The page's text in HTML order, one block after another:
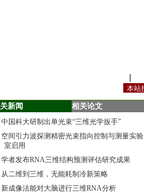
新闻 相关论文
中国科大研制出单光束“三维光学扳手”
空间引力波探测精密光束指向控制与测量实验
室启用
学者发布RNA三维结构预测评估研究成果
从二维到三维，无能耗制冷新策略
新成像法能对大脑进行三维RNA分析